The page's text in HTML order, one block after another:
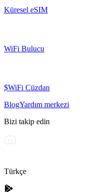
Küresel eSIM
WiFi Bulucu
$WiFi Cüzdan
BlogYardım merkezi
Bizi takip edin
Türkçe